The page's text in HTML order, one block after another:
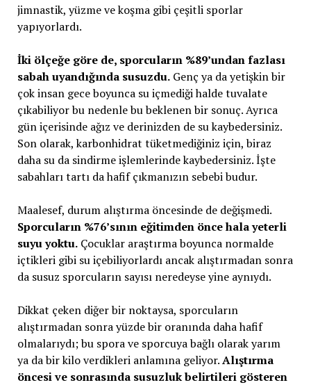
jimnastik, yüzme ve koşma gibi çeşitli sporlar
yapıyorlardı.
İki ölçeğe göre de, sporcuların %89’undan fazlası
sabah uyandığında susuzdu.Genç ya da yetişkin bir
çok insan gece boyunca su içmediği halde tuvalate
çıkabiliyor bu nedenle bu beklenen bir sonuç. Ayrıca
gün içerisinde ağız ve derinizden de su kaybedersiniz.
Son olarak, karbonhidrat tüketmediğiniz için, biraz
daha su da sindirme işlemlerinde kaybedersiniz. İşte
sabahları tartı da hafif çıkmanızın sebebi budur.
Maalesef, durum alıştırma öncesinde de değişmedi.
Sporcuların %76’sının eğitimden önce hala yeterli
suyu yoktu.Çocuklar araştırma boyunca normalde
içtikleri gibi su içebiliyorlardı ancak alıştırmadan sonra
da susuz sporcuların sayısı neredeyse yine aynıydı.
Dikkat çeken diğer bir noktaysa, sporcuların
alıştırmadan sonra yüzde bir oranında daha hafif
olmalarıydı; bu spora ve sporcuya bağlı olarak yarım
ya da bir kilo verdikleri anlamına geliyor.Alıştırma
öncesi ve sonrasında susuzluk belirtileri gösteren